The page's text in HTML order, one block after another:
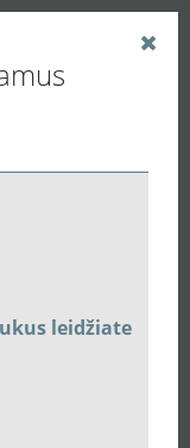
leidžiate
2,83 €